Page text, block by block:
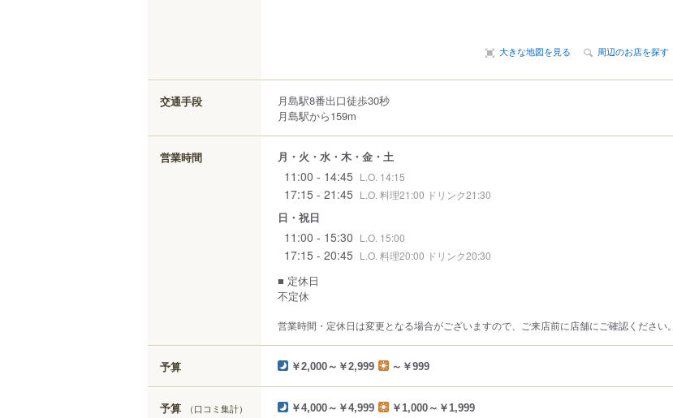
大きな地図を見る 周辺のお店を探す
交通手段
月島駅8番出口徒歩30秒
月島駅から159m
営業時間 月・火・水・木・金・土
11:00 - 14:45 L.O. 14:15
17:15 - 21:45 L.O. 料理21:00 ドリンク21:30
日・祝日
11:00 - 15:30 L.O. 15:00
17:15 - 20:45 L.O. 料理20:00 ドリンク20:30
■ 定休日
不定休
営業時間・定休日は変更となる場合がございますので、ご来店前に店舗にご確認ください。
予算 ￥2,000～￥2,999 ～￥999
予算 （口コミ集計） ￥4,000～￥4,999 ￥1,000～￥1,999